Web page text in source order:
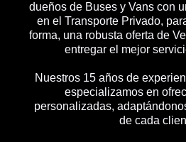
dueños de Buses y Vans con
en el Transporte Privado,
forma, una robusta oferta de
entregar el mejor
Nuestros 15 años de
especializamos en
personalizadas,
de cada